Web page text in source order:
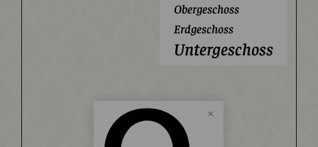
Obergeschoss
Erdgeschoss
Untergeschoss